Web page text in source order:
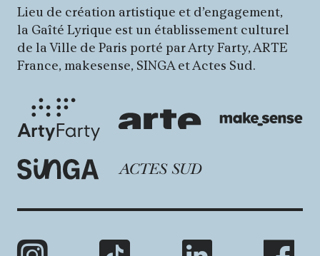
Lieu de création artistique et d’engagement,
la Gaîté Lyrique est un établissement culturel
de la Ville de Paris porté par Arty Farty, ARTE
France, makesense, SINGA et Actes Sud.